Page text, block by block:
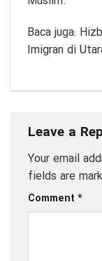
Baca juga:
Imigran di
Leave a
Your email
fields are
Comment *